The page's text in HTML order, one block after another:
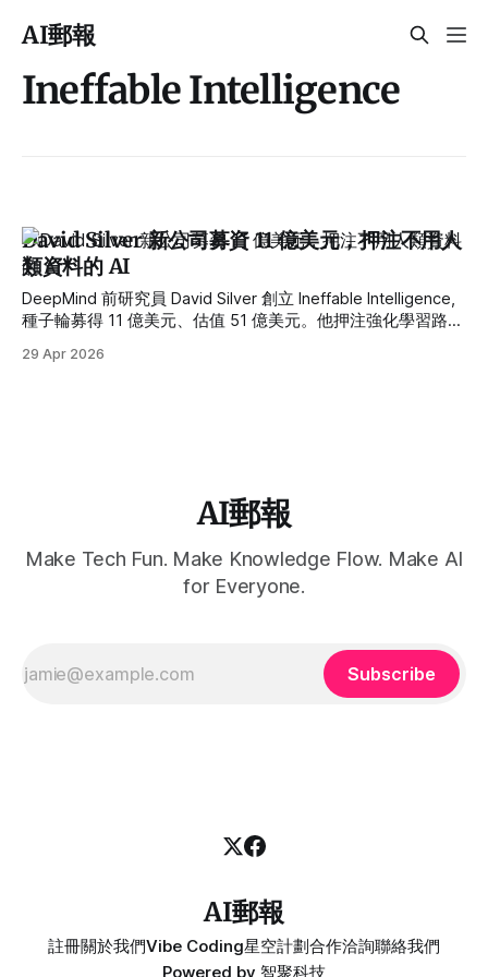
AI郵報
Ineffable Intelligence
David Silver 新公司募資 11 億美元，押注不用人
類資料的 AI
DeepMind 前研究員 David Silver 創立 Ineffable Intelligence,
種子輪募得 11 億美元、估值 51 億美元。他押注強化學習路
superlearner。
29 Apr 2026
AI郵報
Make Tech Fun. Make Knowledge Flow. Make AI
for Everyone.
Subscribe
AI郵報
註冊關於我們Vibe Coding星空計劃合作洽詢聯絡我們
Powered by 智聚科技